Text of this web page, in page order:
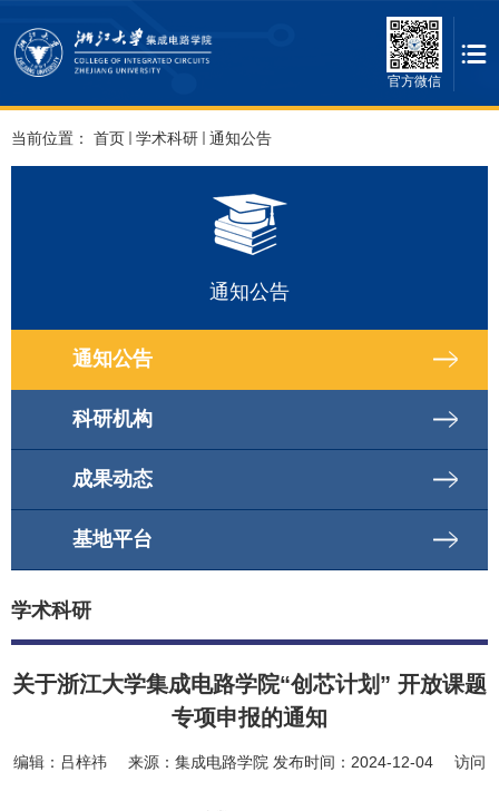
官方微信
当前位置： 首页 学术科研 通知公告
通知公告
通知公告
科研机构
成果动态
基地平台
学术科研
关于浙江大学集成电路学院“创芯计划” 开放课题
专项申报的通知
编辑： 吕梓祎 来源： 集成电路学院 发布时间： 2024-12-04 访问